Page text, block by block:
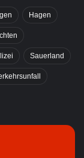
Hagen
Sauerland